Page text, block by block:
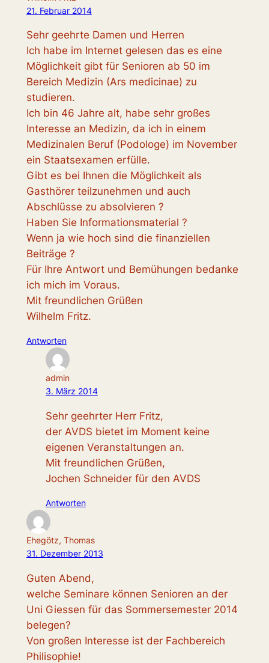
21. Februar 2014
Sehr geehrte Damen und Herren
Ich habe im Internet gelesen das es eine
Möglichkeit gibt für Senioren ab 50 im
Bereich Medizin (Ars medicinae) zu
studieren.
Ich bin 46 Jahre alt, habe sehr großes
Interesse an Medizin, da ich in einem
Medizinalen Beruf (Podologe) im November
ein Staatsexamen erfülle.
Gibt es bei Ihnen die Möglichkeit als
Gasthörer teilzunehmen und auch
Abschlüsse zu absolvieren ?
Haben Sie Informationsmaterial ?
Wenn ja wie hoch sind die finanziellen
Beiträge ?
Für Ihre Antwort und Bemühungen bedanke
ich mich im Voraus.
Mit freundlichen Grüßen
Wilhelm Fritz.
Antworten
admin
3. März 2014
Sehr geehrter Herr Fritz,
der AVDS bietet im Moment keine
eigenen Veranstaltungen an.
Mit freundlichen Grüßen,
Jochen Schneider für den AVDS
Antworten
Ehegötz, Thomas
31. Dezember 2013
Guten Abend,
welche Seminare können Senioren an der
Uni Giessen für das Sommersemester 2014
belegen?
Von großen Interesse ist der Fachbereich
Philisophie!